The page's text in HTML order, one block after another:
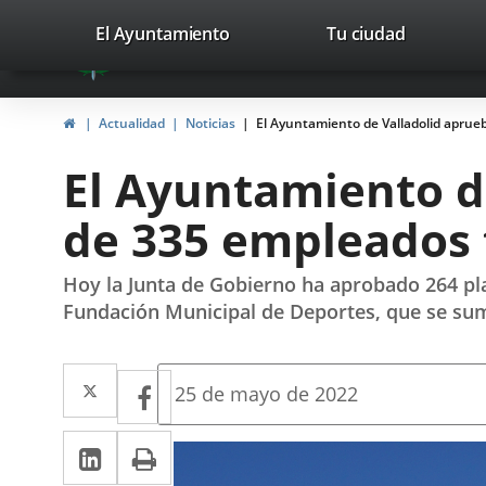
Portal
Web
del
Valladolid
avaTop
valladolid.es
El Ayuntamiento Tu ciudad
HomeActualidad Noticias El Ayuntamiento de Valladolid
El Ayuntamiento
de 335
Hoy la Junta de Gobierno ha aprobado 264
Fundación Municipal de Deportes, que se
Twitter
Enlace
a
una
Facebook
Enlace
a
una
Linkedin
EnlacePrint
Fecha
la
25 de mayo de 2022